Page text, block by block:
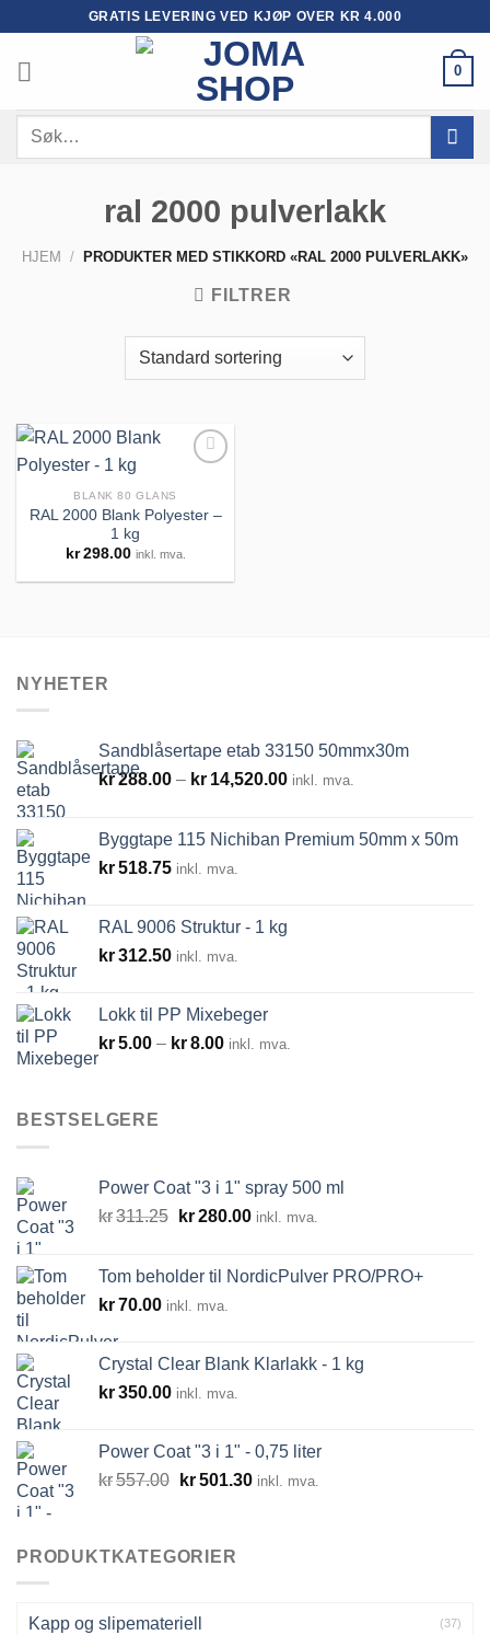
content
GRATIS LEVERING VED KJØP OVER KR 4.000
0
Søk
ral 2000 pulverlakk
HJEM / PRODUKTER MED STIKKORD «RAL 2000 PULVERLAKK»
FILTRER
Legg til
BLANK 80 GLANS
RAL 2000 Blank Polyester –
1 kg
kr 298.00 inkl. mva.
NYHETER
Sandblåsertape etab 33150 50mmx30m
kr288.00 – kr 14,520.00Prisområde:
kr14,520.00
inkl. mva.
Byggtape 115 Nichiban Premium 50mm x 50m
kr518.75 inkl. mva.
RAL 9006 Struktur - 1 kg
kr312.50 inkl. mva.
Lokk til PP Mixebeger
kr5.00 – kr8.00Prisområde:
inkl. mva.
BESTSELGERE
Power Coat "3 i 1" spray 500 ml
kr311.25 Opprinnelig
kr311.25.
kr280.00Nåværende
kr280.00.
inkl. mva.
Tom beholder til NordicPulver PRO/PRO+
kr70.00 inkl. mva.
Crystal Clear Blank Klarlakk - 1 kg
kr350.00 inkl. mva.
Power Coat "3 i 1" - 0,75 liter
kr557.00 Opprinnelig
kr557.00.
kr501.30Nåværende
inkl. mva.
PRODUKTKATEGORIER
Kapp og slipemateriell (37)